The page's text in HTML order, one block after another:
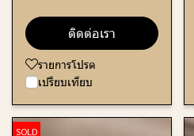
ติดต่อเรา
รายการโปรด
เปรียบเทียบ
SOLD